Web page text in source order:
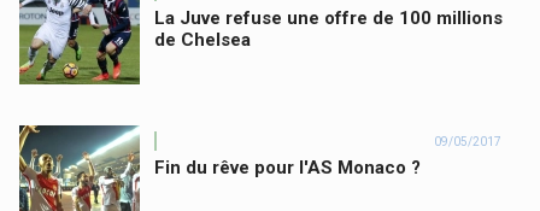
La Juve refuse une offre de 100 millions
de Chelsea
09/05/2017
Fin du rêve pour l'AS Monaco ?